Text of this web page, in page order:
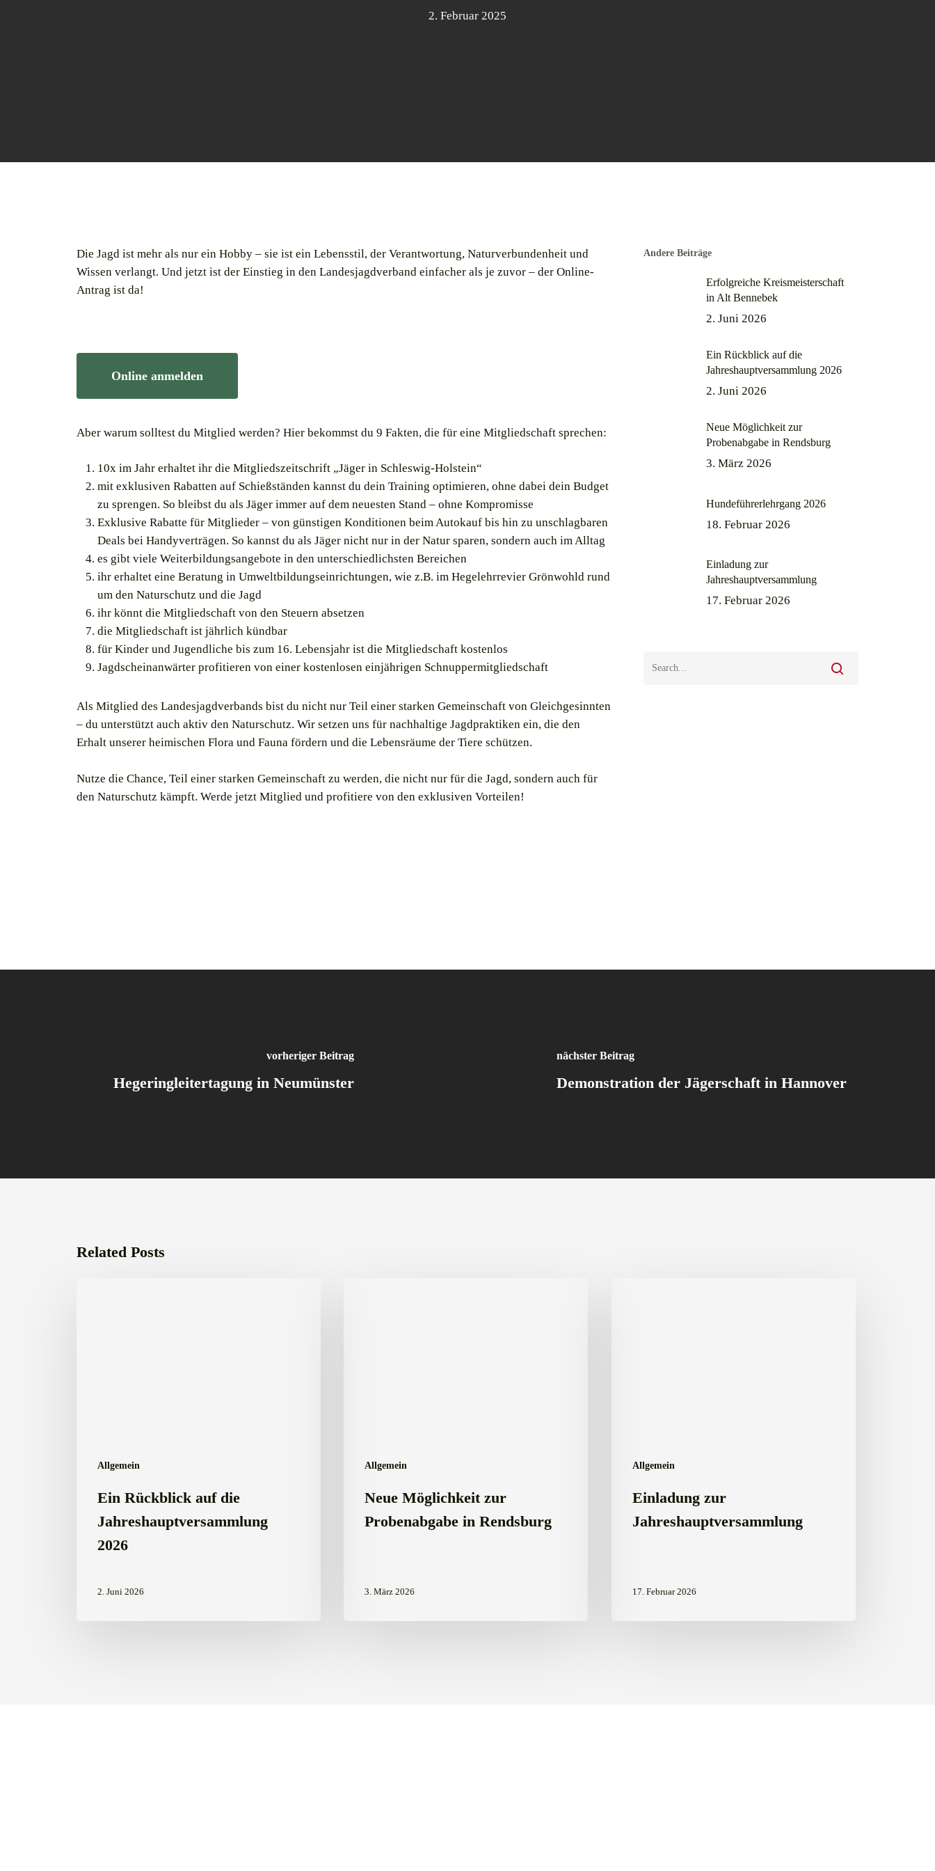
2. Februar 2025
Die Jagd ist mehr als nur ein Hobby – sie ist ein Lebensstil, der Verantwortung, Naturverbundenheit und
Wissen verlangt. Und jetzt ist der Einstieg in den Landesjagdverband einfacher als je zuvor – der Online-
Antrag ist da!
Online anmelden
Aber warum solltest du Mitglied werden? Hier bekommst du 9 Fakten, die für eine Mitgliedschaft sprechen:
10x im Jahr erhaltet ihr die Mitgliedszeitschrift „Jäger in Schleswig-Holstein“
mit exklusiven Rabatten auf Schießständen kannst du dein Training optimieren, ohne dabei dein Budget
zu sprengen. So bleibst du als Jäger immer auf dem neuesten Stand – ohne Kompromisse
Exklusive Rabatte für Mitglieder – von günstigen Konditionen beim Autokauf bis hin zu unschlagbaren
Deals bei Handyverträgen. So kannst du als Jäger nicht nur in der Natur sparen, sondern auch im Alltag
es gibt viele Weiterbildungsangebote in den unterschiedlichsten Bereichen
ihr erhaltet eine Beratung in Umweltbildungseinrichtungen, wie z.B. im Hegelehrrevier Grönwohld rund
um den Naturschutz und die Jagd
ihr könnt die Mitgliedschaft von den Steuern absetzen
die Mitgliedschaft ist jährlich kündbar
für Kinder und Jugendliche bis zum 16. Lebensjahr ist die Mitgliedschaft kostenlos
Jagdscheinanwärter profitieren von einer kostenlosen einjährigen Schnuppermitgliedschaft
Als Mitglied des Landesjagdverbands bist du nicht nur Teil einer starken Gemeinschaft von Gleichgesinnten
– du unterstützt auch aktiv den Naturschutz. Wir setzen uns für nachhaltige Jagdpraktiken ein, die den
Erhalt unserer heimischen Flora und Fauna fördern und die Lebensräume der Tiere schützen.
Nutze die Chance, Teil einer starken Gemeinschaft zu werden, die nicht nur für die Jagd, sondern auch für
den Naturschutz kämpft. Werde jetzt Mitglied und profitiere von den exklusiven Vorteilen!
Andere Beiträge
Erfolgreiche Kreismeisterschaft
in Alt Bennebek
2. Juni 2026
Ein Rückblick auf die
Jahreshauptversammlung 2026
2. Juni 2026
Neue Möglichkeit zur
Probenabgabe in Rendsburg
3. März 2026
Hundeführerlehrgang 2026
18. Februar 2026
Einladung zur
Jahreshauptversammlung
17. Februar 2026
vorheriger Beitrag
Hegeringleitertagung in Neumünster
nächster Beitrag
Demonstration der Jägerschaft in Hannover
Related Posts
Allgemein
Ein Rückblick auf die
Jahreshauptversammlung
2026
2. Juni 2026
Allgemein
Neue Möglichkeit zur
Probenabgabe in Rendsburg
3. März 2026
Allgemein
Einladung zur
Jahreshauptversammlung
17. Februar 2026